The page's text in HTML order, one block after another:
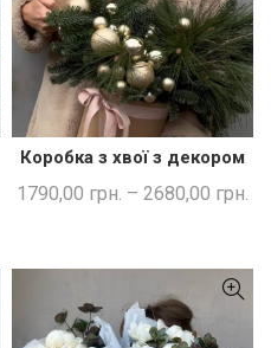
ШВИДКА ПОКУПКА
Коробка з хвої з декором
1790,00 грн. – 2680,00 грн.